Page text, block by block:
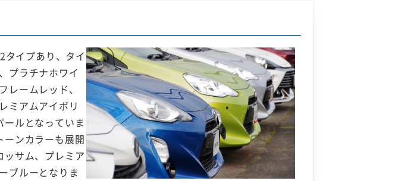
タイプあり、タイ
プラチナホワイ
ームレッド、
ミアムアイボリ
ルとなっていま
ンカラーも展開
ッサム、プレミア
ブルーとなりま